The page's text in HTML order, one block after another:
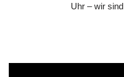
Uhr – wir